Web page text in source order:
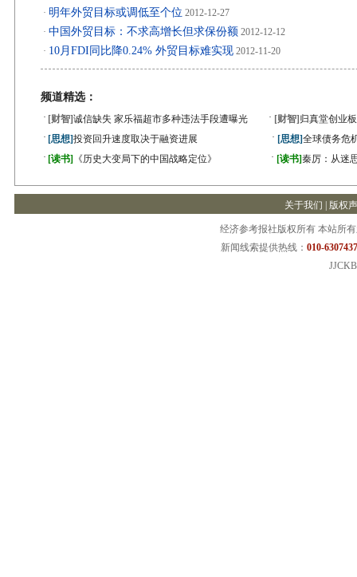
· 明年外贸目标或调低至个位 2012-12-27
· 中国外贸目标：不求高增长但求保份额 2012-12-12
· 10月FDI同比降0.24% 外贸目标难实现 2012-11-20
频道精选：
· [财智]诚信缺失 家乐福超市多种违法手段遭曝光 · [财智] 归真堂创业
· [思想]投资回升速度取决于融资进展 · [思想]全球债务危
· [读书] 《历史大变局下的中国战略定位》 · [读书]秦厉：从迷
关于我们 版权
经济参考报社版权所有 本站所
新闻线索提供热线： 010-